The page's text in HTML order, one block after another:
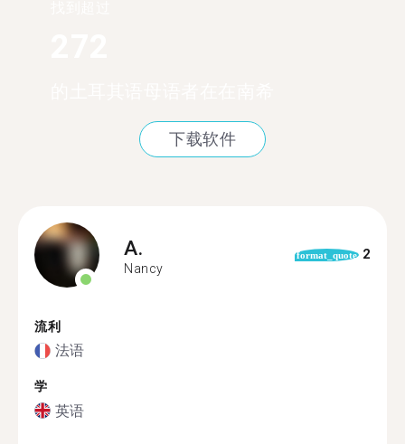
下载软件
A.
Nancy
format_quote 2
流利
法语
学
英语